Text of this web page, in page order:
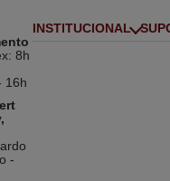
8h
16h
-
INSTITUCIONAL